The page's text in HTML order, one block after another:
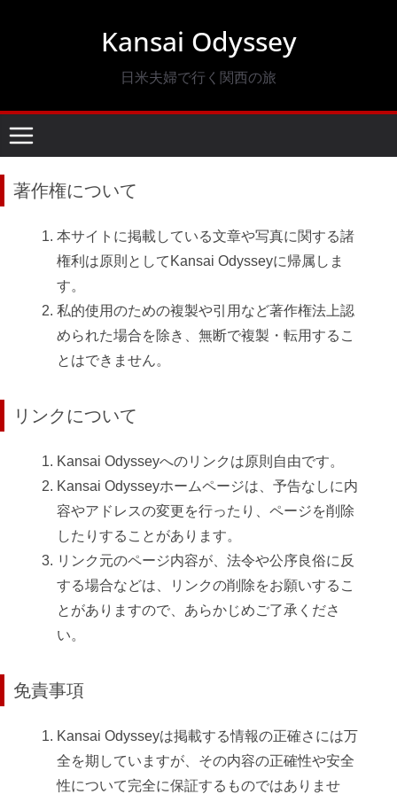
ツ
へ
ス
ッ
Kansai Odyssey
日米夫婦で行く関西の旅
著作権について
本サイトに掲載している文章や写真に関する諸
権利は原則としてKansai Odysseyに帰属しま
す。
私的使用のための複製や引用など著作権法上認
められた場合を除き、無断で複製・転用するこ
とはできません。
リンクについて
Kansai Odysseyへのリンクは原則自由です。
Kansai Odysseyホームページは、予告なしに内
容やアドレスの変更を行ったり、ページを削除
したりすることがあります。
リンク元のページ内容が、法令や公序良俗に反
する場合などは、リンクの削除をお願いするこ
とがありますので、あらかじめご了承くださ
い。
免責事項
Kansai Odysseyは掲載する情報の正確さには万
全を期していますが、その内容の正確性や安全
性について完全に保証するものではありませ